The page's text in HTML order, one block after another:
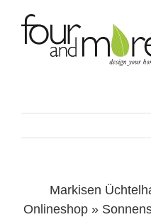
Markisen
Onlineshop »